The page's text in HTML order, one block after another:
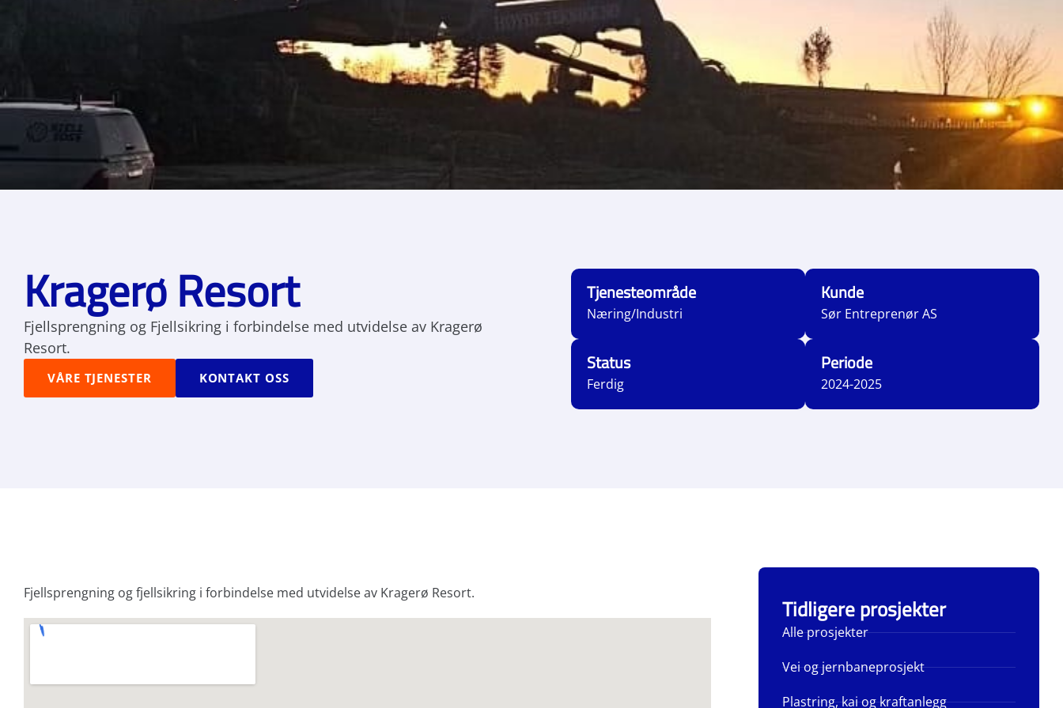
Kragerø Resort
Fjellsprengning og Fjellsikring i forbindelse med utvidelse av Kragerø
Resort.
VÅRE TJENESTER KONTAKT OSS
Tjenesteområde
Næring/Industri
Kunde
Sør Entreprenør AS
Status
Ferdig
Periode
2024-2025
Fjellsprengning og fjellsikring i forbindelse med utvidelse av Kragerø Resort. Tidligere prosjekter
Alle prosjekter
Vei og jernbaneprosjekt
Plastring, kai og kraftanlegg